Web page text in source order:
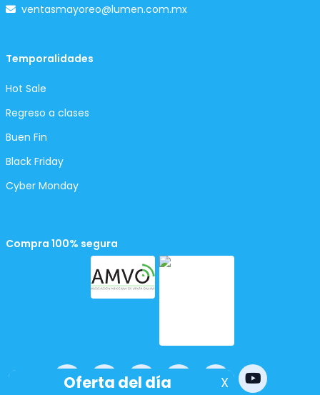
ventasmayoreo@lumen.com.mx
Temporalidades
Hot Sale
Regreso a clases
Buen Fin
Black Friday
Cyber Monday
Compra 100% segura